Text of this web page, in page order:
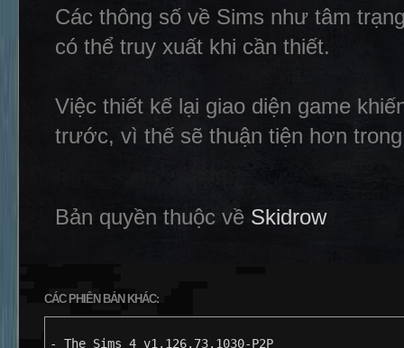
Các thông số về Sims như tâm
có thể truy xuất khi cần thiết.
Việc thiết kế lại giao diện game
trước, vì thế sẽ thuận tiện hơn
Bản quyền thuộc về Skidrow
CÁC PHIÊN BẢN KHÁC:
- The Sims 4 v1.126.73.1030-P2P